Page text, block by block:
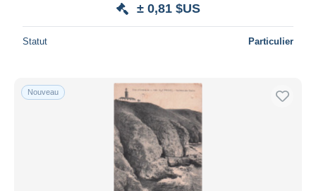
± 0,81 $US
Statut Particulier
Nouveau